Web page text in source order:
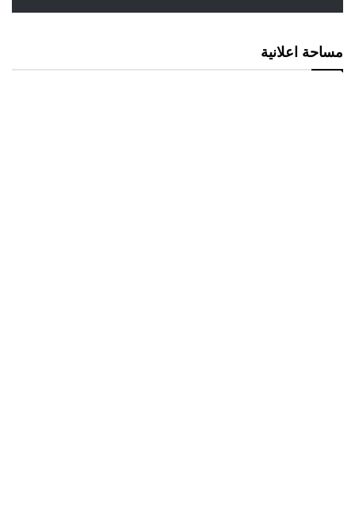
مساحة اعلانية